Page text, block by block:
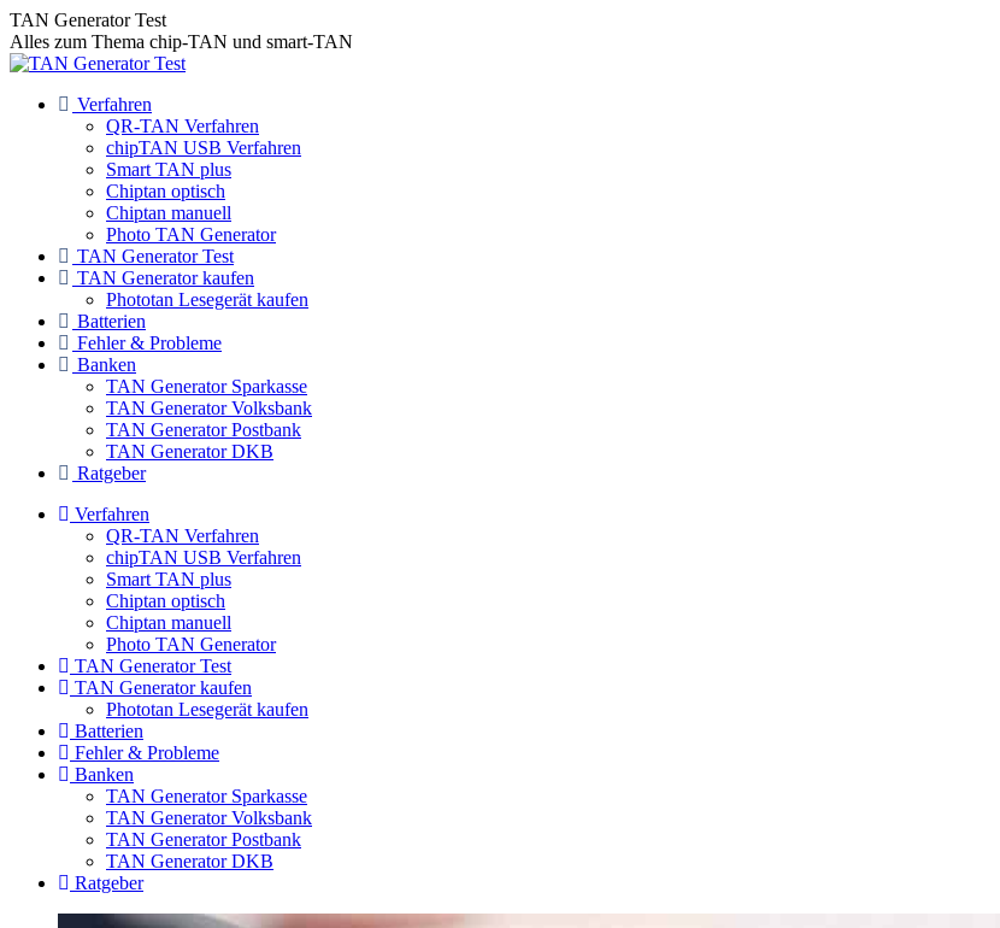
Zum
Inhalt
springen
TAN Generator Test
Alles zum Thema chip-TAN und smart-TAN
Verfahren
QR-TAN Verfahren
chipTAN USB Verfahren
Smart TAN plus
Chiptan optisch
Chiptan manuell
Photo TAN Generator
TAN Generator Test
TAN Generator kaufen
Phototan Lesegerät kaufen
Batterien
Fehler & Probleme
Banken
TAN Generator Sparkasse
TAN Generator Volksbank
TAN Generator Postbank
TAN Generator DKB
Ratgeber
Verfahren
QR-TAN Verfahren
chipTAN USB Verfahren
Smart TAN plus
Chiptan optisch
Chiptan manuell
Photo TAN Generator
TAN Generator Test
TAN Generator kaufen
Phototan Lesegerät kaufen
Batterien
Fehler & Probleme
Banken
TAN Generator Sparkasse
TAN Generator Volksbank
TAN Generator Postbank
TAN Generator DKB
Ratgeber